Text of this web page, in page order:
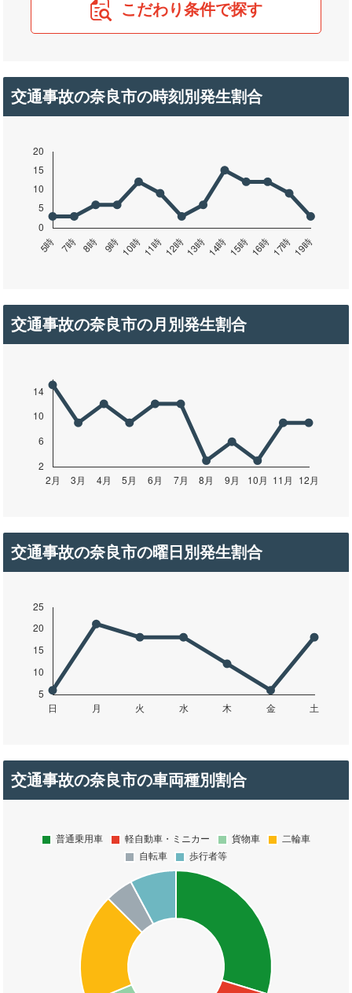
こだわり条件で探す
交通事故の奈良市の時刻別発生割合
交通事故の奈良市の月別発生割合
交通事故の奈良市の曜日別発生割合
交通事故の奈良市の車両種別割合